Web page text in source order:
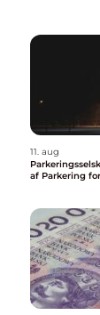
11. aug
af Parkering